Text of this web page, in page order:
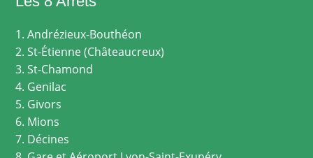
1. Andrézieux-Bouthéon
2. St-Étienne (Châteaucreux)
3. St-Chamond
4. Genilac
5. Givors
6. Mions
7. Décines